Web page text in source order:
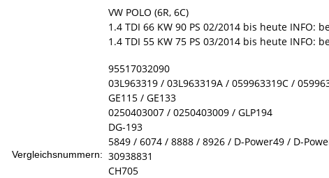
VW POLO (6R, 6C)
1.4 TDI 66 KW 90 PS 02/2014 bis heute INFO:
1.4 TDI 55 KW 75 PS 03/2014 bis heute INFO:
Vergleichsnummern:
95517032090
03L963319 / 03L963319A / 059963319C /
GE115 / GE133
0250403007 / 0250403009 / GLP194
DG-193
5849 / 6074 / 8888 / 8926 / D-Power49 / D-
30938831
CH705